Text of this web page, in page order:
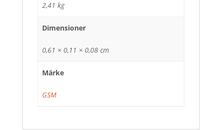
2,41 kg
Dimensioner
0,61 × 0,11 × 0,08 cm
Märke
GSM